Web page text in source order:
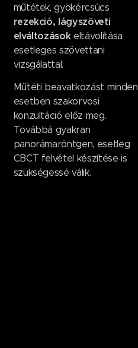
műtétek, gyökércsúcs
rezekció, lágyszöveti
elváltozások eltávolítása
esetleges szövettani
vizsgálattal.
Műtéti beavatkozást minden
esetben szakorvosi
konzultáció előz meg.
Továbbá gyakran
panorámaröntgen, esetleg
CBCT felvétel készítése is
szükségessé válik.